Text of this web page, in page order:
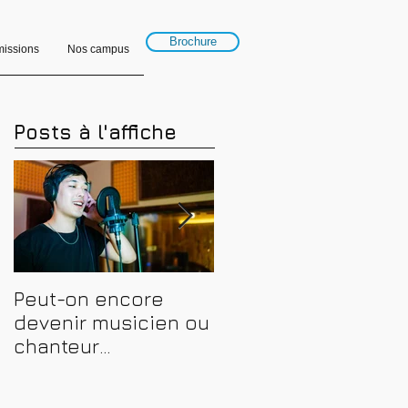
Nos campus
Brochure
Posts à l'affiche
Peut-on encore
devenir musicien ou
chanteur